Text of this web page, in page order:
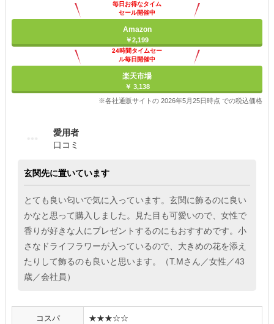
毎日お得なタイム
セール開催中
Amazon
￥2,199
24時間タイムセー
ル毎日開催中
楽天市場
￥ 3,138
※各社通販サイトの 2026年5月25日時点 での税込価格
愛用者
口コミ
玄関先に置いています
とても良い匂いで気に入っています。玄関に飾るのに良い
かなと思って購入しました。見た目も可愛いので、女性で
香りが好きな人にプレゼントするのにもおすすめです。小
さなドライフラワーが入っているので、大きめの花を添え
たりして飾るのも良いと思います。（T.Mさん／女性／43
歳／会社員）
コスパ ★★★☆☆